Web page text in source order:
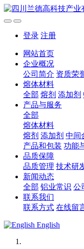
登录 注册
网站首页
企业概况
公司简介 资质荣
熔体材料
全部 熔剂 添加剂
产品与服务
全部
熔体材料
熔剂 添加剂 中间
产品和包装 功能
品质保障
品质管理 技术研
新闻动态
全部 铝业常识 公
联系我们
联系方式 在线留
English